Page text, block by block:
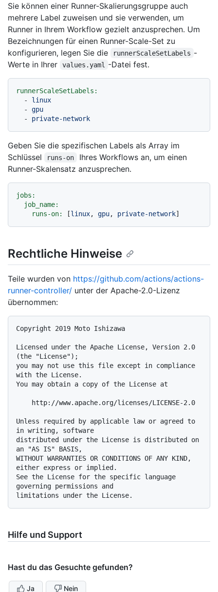
Sie können einer Runner-Skalierungsgruppe auch
mehrere Label zuweisen und sie verwenden, um
Runner in Ihrem Workflow gezielt anzusprechen. Um
Bezeichnungen für einen Runner-Scale-Set zu
konfigurieren, legen Sie die
runnerScaleSetLabels -
Werte in Ihrer
values.yaml -Datei fest.
runnerScaleSetLabels:
-
linux
-
gpu
-
private-network
Geben Sie die spezifischen Labels als Array im
Schlüssel
runs-on
Ihres Workflows an, um einen
Runner-Skalensatz anzusprechen.
jobs:
job_name:
runs-on:
[linux, gpu, private-network
Rechtliche Hinweise
Teile wurden von https://github.com/actions/actions-
runner-controller/ unter der Apache-2.0-Lizenz
übernommen:
Copyright 2019 Moto Ishizawa
Licensed under the Apache License, Version 2.0
(the "License");
you may not use this file except in compliance
with the License.
You may obtain a copy of the License at
Unless required by applicable law or agreed to
in writing, software
distributed under the License is distributed on
an "AS IS" BASIS,
WITHOUT WARRANTIES OR CONDITIONS OF ANY KIND,
either express or implied.
See the License for the specific language
governing permissions and
Hilfe und Support
Hast du das Gesuchte gefunden?
Ja Nein